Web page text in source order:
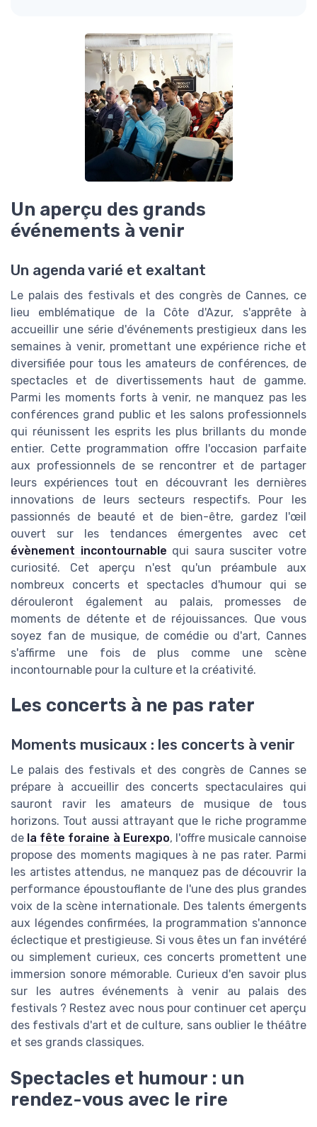
Un aperçu des grands
événements à venir
Un agenda varié et exaltant
Le palais des festivals et des congrès de Cannes, ce
lieu emblématique de la Côte d'Azur, s'apprête à
accueillir une série d'événements prestigieux dans les
semaines à venir, promettant une expérience riche et
diversifiée pour tous les amateurs de conférences, de
spectacles et de divertissements haut de gamme.
Parmi les moments forts à venir, ne manquez pas les
conférences grand public et les salons professionnels
qui réunissent les esprits les plus brillants du monde
entier. Cette programmation offre l'occasion parfaite
aux professionnels de se rencontrer et de partager
leurs expériences tout en découvrant les dernières
innovations de leurs secteurs respectifs. Pour les
passionnés de beauté et de bien-être, gardez l'œil
ouvert sur les tendances émergentes avec cet
évènement incontournable qui saura susciter votre
curiosité. Cet aperçu n'est qu'un préambule aux
nombreux concerts et spectacles d'humour qui se
dérouleront également au palais, promesses de
moments de détente et de réjouissances. Que vous
soyez fan de musique, de comédie ou d'art, Cannes
s'affirme une fois de plus comme une scène
incontournable pour la culture et la créativité.
Les concerts à ne pas rater
Moments musicaux : les concerts à venir
Le palais des festivals et des congrès de Cannes se
prépare à accueillir des concerts spectaculaires qui
sauront ravir les amateurs de musique de tous
horizons. Tout aussi attrayant que le riche programme
de la fête foraine à Eurexpo, l'offre musicale cannoise
propose des moments magiques à ne pas rater. Parmi
les artistes attendus, ne manquez pas de découvrir la
performance époustouflante de l'une des plus grandes
voix de la scène internationale. Des talents émergents
aux légendes confirmées, la programmation s'annonce
éclectique et prestigieuse. Si vous êtes un fan invétéré
ou simplement curieux, ces concerts promettent une
immersion sonore mémorable. Curieux d'en savoir plus
sur les autres événements à venir au palais des
festivals ? Restez avec nous pour continuer cet aperçu
des festivals d'art et de culture, sans oublier le théâtre
et ses grands classiques.
Spectacles et humour : un
rendez-vous avec le rire